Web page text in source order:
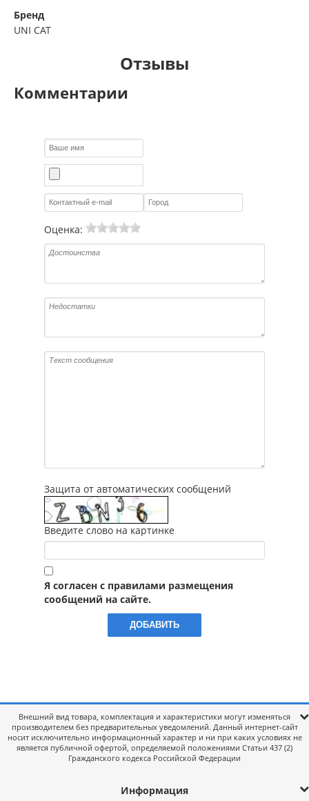
Бренд
UNI CAT
Отзывы
Комментарии
Оценка:
Защита от автоматических сообщений
Введите слово на картинке
Я согласен с правилами размещения
сообщений на сайте.
Внешний вид товара, комплектация и характеристики могут изменяться
производителем без предварительных уведомлений. Данный интернет-сайт
носит исключительно информационный характер и ни при каких условиях не
является публичной офертой, определяемой положениями Статьи 437 (2)
Гражданского кодекса Российской Федерации
Информация